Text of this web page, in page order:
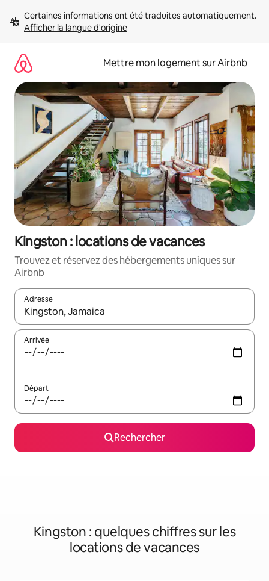
directement
Afficher la langue d'origine
Mettre mon logement sur Airbnb
Kingston : locations de vacances
Trouvez et réservez des hébergements uniques sur
Airbnb
Adresse
Lorsque les résultats s'affichent, utilisez les flèches vers le
Arrivée
Départ
Rechercher
Kingston : quelques chiffres sur les
locations de vacances